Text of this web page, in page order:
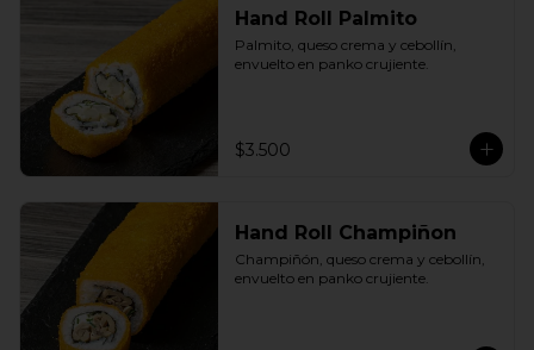
Hand Roll Palmito
Palmito, queso crema y cebollín,
envuelto en panko crujiente.
$3.500
Hand Roll Champiñon
Champiñón, queso crema y cebollín,
envuelto en panko crujiente.